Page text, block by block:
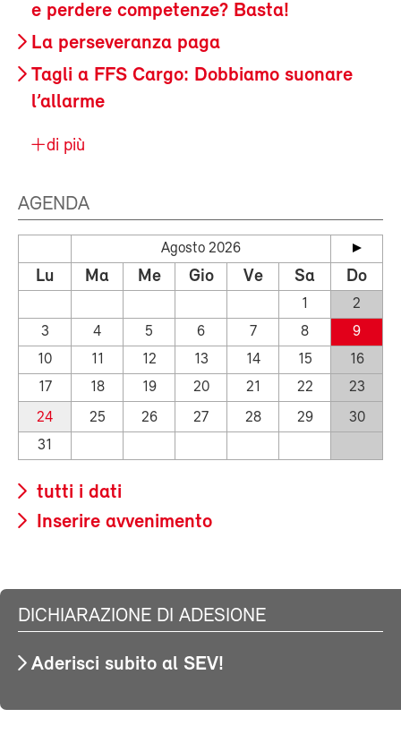
e perdere competenze? Basta!
La perseveranza paga
Tagli a FFS Cargo: Dobbiamo suonare
l’allarme
di più
AGENDA
Agosto 2026
Lu Ma Me Gio Ve Sa Do
1
2
3
4 5 6 7 8
9
10
11 12 13 14 15
16
17
18 19 20 21 22
23
24
25 26 27 28 29
30
31
tutti i dati
Inserire avvenimento
DICHIARAZIONE DI ADESIONE
Aderisci subito al SEV!